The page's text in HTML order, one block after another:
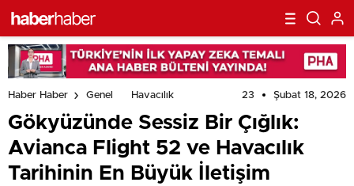
Haber Haber Genel Havacılık 23 Şubat 18, 2026
Gökyüzünde Sessiz Bir Çığlık:
Avianca Flight 52 ve Havacılık
Tarihinin En Büyük İletişim